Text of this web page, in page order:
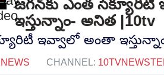
జగన్‌కు ఎంత
ఇస్తున్నాం- అనిత |10tv
ఇవ్వాలో అంతా
NEWS CHANNEL: